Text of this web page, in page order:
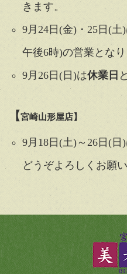
きます。
9月24日(金)・25日(土
午後6時)の営業となり
9月26日(日)は休業日
【宮崎山形屋店】
9月18日(土)～26日(日
どうぞよろしくお願